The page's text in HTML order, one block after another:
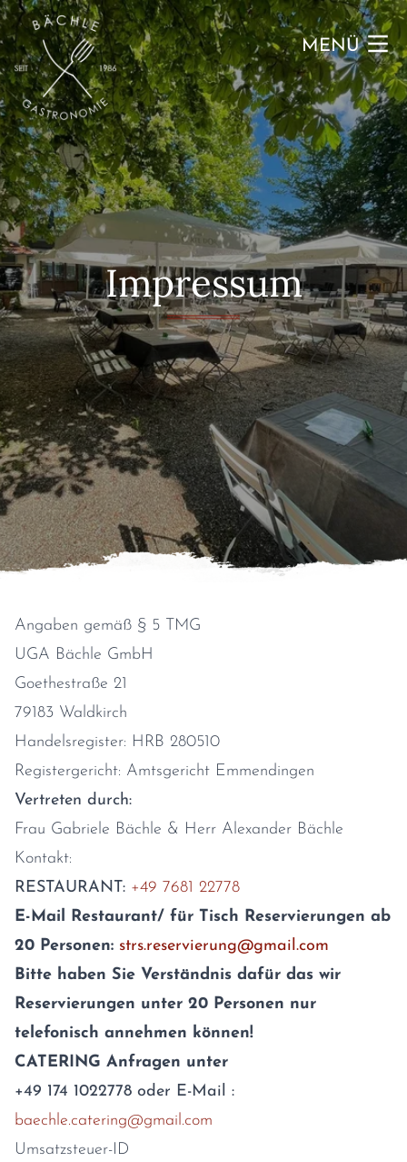
Zum Inhalt der Seite springen
MENÜ
Impressum
Angaben gemäß § 5 TMG
UGA Bächle GmbH
Goethestraße 21
79183 Waldkirch
Handelsregister: HRB 280510
Registergericht: Amtsgericht Emmendingen
Vertreten durch:
Frau Gabriele Bächle & Herr Alexander Bächle
Kontakt:
RESTAURANT: +49 7681 22778
E-Mail Restaurant/ für Tisch Reservierungen ab
20 Personen: strs.reservierung@gmail.com
Bitte haben Sie Verständnis dafür das wir
Reservierungen unter 20 Personen nur
telefonisch annehmen können!
CATERING Anfragen unter
+49 174 1022778 oder E-Mail :
baechle.catering@gmail.com
Umsatzsteuer-ID